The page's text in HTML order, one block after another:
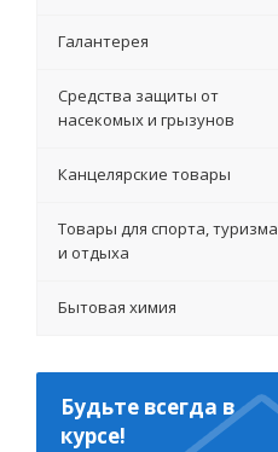
Галантерея
Средства защиты от
насекомых и грызунов
Канцелярские товары
Товары для спорта, туризма
и отдыха
Бытовая химия
Будьте всегда в
курсе!